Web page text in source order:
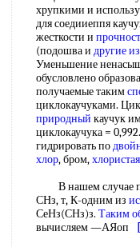
хрупкими и
для соедииеппя
жесткости и
(подошва и другие
Уменьшение
обусловлено
получаемые таким
циклокаучуками.
природный каучук
циклокаучука =
гидрировать по
хлор, бром,
В нашем случае
СНз, т, К-одним из
СеНз(СНз)з. Таким
вычисляем —АЯоп